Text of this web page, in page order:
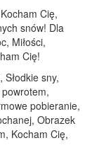
Cię,
snów! Dla
Miłości,
Cię!
sny,
pobieranie,
Obrazek
Kocham Cię,